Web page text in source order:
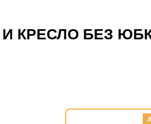
КРЕСЛО БЕЗ